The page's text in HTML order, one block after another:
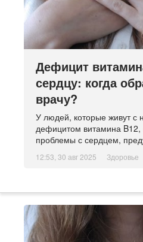
Дефицит
сердцу: когда
врачу?
У людей, которые живут с
дефицитом витамина B12,
проблемы с сердцем,
12:53, 30 авг 2025 Здоровье